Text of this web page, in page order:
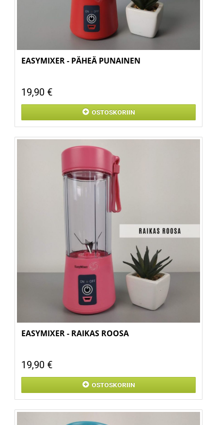
EASYMIXER - PÄHEÄ PUNAINEN
19,90 €
OSTOSKORIIN
EASYMIXER - RAIKAS ROOSA
19,90 €
OSTOSKORIIN